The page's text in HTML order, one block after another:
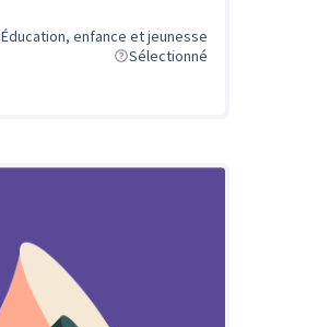
Éducation, enfance et jeunesse
Sélectionné